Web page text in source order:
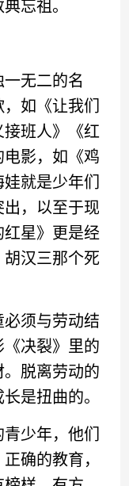
忘祖。
无二的名
如《让我们
班人》《红
影，如《鸡
就是少年们
，以至于现
星》更是经
汉三那个死
须与劳动结
决裂》里的
脱离劳动的
是扭曲的。
少年，他们
确的教育，